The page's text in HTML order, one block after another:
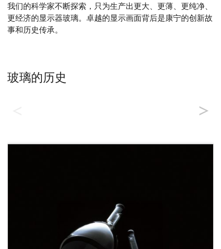
我们的科学家不断探索，只为生产出更大、更薄、更纯净、
更经济的显示器玻璃。卓越的显示画面背后是康宁的创新故
事和历史传承。
玻璃的历史